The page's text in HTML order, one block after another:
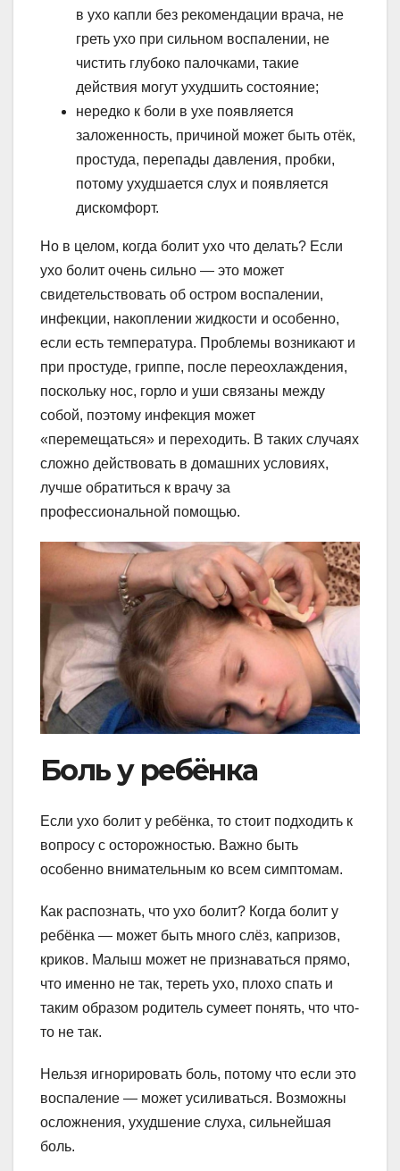
в ухо капли без рекомендации врача, не
греть ухо при сильном воспалении, не
чистить глубоко палочками, такие
действия могут ухудшить состояние;
нередко к боли в ухе появляется
заложенность, причиной может быть отёк,
простуда, перепады давления, пробки,
потому ухудшается слух и появляется
дискомфорт.
Но в целом, когда болит ухо что делать? Если
ухо болит очень сильно — это может
свидетельствовать об остром воспалении,
инфекции, накоплении жидкости и особенно,
если есть температура. Проблемы возникают и
при простуде, гриппе, после переохлаждения,
поскольку нос, горло и уши связаны между
собой, поэтому инфекция может
«перемещаться» и переходить. В таких случаях
сложно действовать в домашних условиях,
лучше обратиться к врачу за
профессиональной помощью.
Боль у ребёнка
Если ухо болит у ребёнка, то стоит подходить к
вопросу с осторожностью. Важно быть
особенно внимательным ко всем симптомам.
Как распознать, что ухо болит? Когда болит у
ребёнка — может быть много слёз, капризов,
криков. Малыш может не признаваться прямо,
что именно не так, тереть ухо, плохо спать и
таким образом родитель сумеет понять, что что-
то не так.
Нельзя игнорировать боль, потому что если это
воспаление — может усиливаться. Возможны
осложнения, ухудшение слуха, сильнейшая
боль.